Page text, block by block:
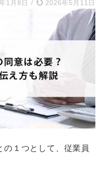
1月8日 / 2026年5月11日
の１つとして、従業員